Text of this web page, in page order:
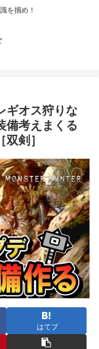
を掴め！
ギオス狩りな
備考えまくる
剣］
はてブ